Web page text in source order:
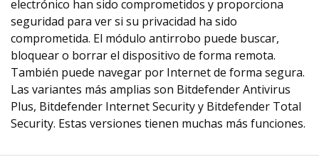
electrónico han sido comprometidos y proporciona
seguridad para ver si su privacidad ha sido
comprometida. El módulo antirrobo puede buscar,
bloquear o borrar el dispositivo de forma remota.
También puede navegar por Internet de forma segura.
Las variantes más amplias son Bitdefender Antivirus
Plus, Bitdefender Internet Security y Bitdefender Total
Security. Estas versiones tienen muchas más funciones.